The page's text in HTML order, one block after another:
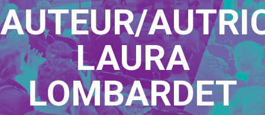
AUTEUR/
LAURA
LOMBARDET